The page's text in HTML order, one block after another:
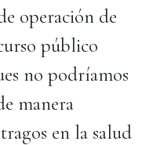
operación de
público
no podríamos
manera
en la salud